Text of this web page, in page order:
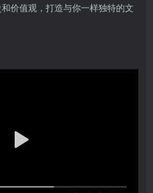
价值观，打造与你一样独特的文